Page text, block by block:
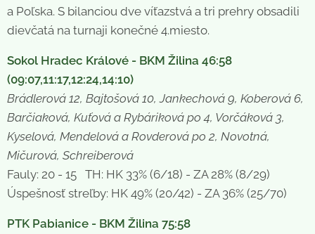
a Poľska. S bilanciou dve víťazstvá a tri prehry obsadili
dievčatá na turnaji konečné 4.miesto.
Sokol Hradec Králové - BKM Žilina 46:58
(09:07,11:17,12:24,14:10)
Brádlerová 12, Bajtošová 10, Jankechová 9, Koberová 6,
Barčiaková, Kuťová a Rybáriková po 4, Vorčáková 3,
Kyselová, Mendelová a Rovderová po 2, Novotná,
Mičurová, Schreiberová
Fauly: 20 - 15 TH: HK 33% (6/18) - ZA 28% (8/29)
Úspešnosť streľby: HK 49% (20/42) - ZA 36% (25/70)
PTK Pabianice - BKM Žilina 75:58